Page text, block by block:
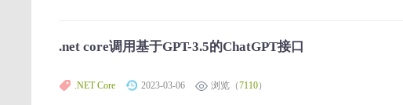
.net core调用基于GPT-3.5的ChatGPT接口
.NET Core 2023-03-06 浏览（7110）